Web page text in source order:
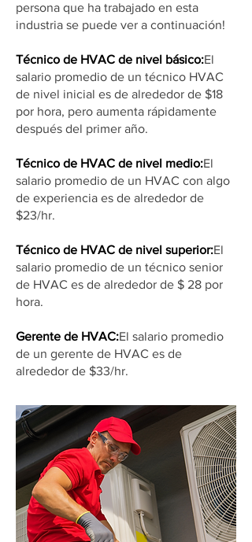
persona que ha trabajado en esta
industria se puede ver a continuación!
Técnico de HVAC de nivel básico:El
salario promedio de un técnico HVAC
de nivel inicial es de alrededor de $18
por hora, pero aumenta rápidamente
después del primer año.
Técnico de HVAC de nivel medio:El
salario promedio de un HVAC con algo
de experiencia es de alrededor de
$23/hr.
Técnico de HVAC de nivel superior:El
salario promedio de un técnico senior
de HVAC es de alrededor de $ 28 por
hora.
Gerente de HVAC:El salario promedio
de un gerente de HVAC es de
alrededor de $33/hr.